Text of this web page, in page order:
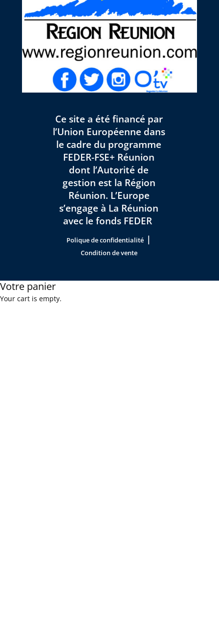
Ce site a été financé par
l’Union Européenne dans
le cadre du programme
FEDER-FSE+ Réunion
dont l’Autorité de
gestion est la Région
Réunion. L’Europe
s’engage à La Réunion
avec le fonds FEDER
Polique de confidentialité |
Condition de vente
Votre panier
Your cart is empty.